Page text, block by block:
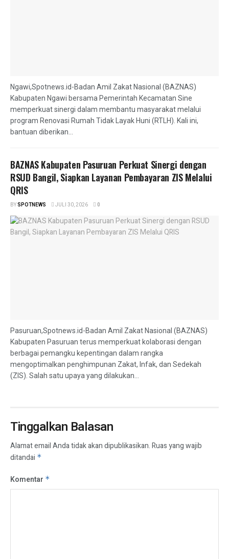
Ngawi,Spotnews.id-Badan Amil Zakat Nasional (BAZNAS)
Kabupaten Ngawi bersama Pemerintah Kecamatan Sine
memperkuat sinergi dalam membantu masyarakat melalui
program Renovasi Rumah Tidak Layak Huni (RTLH). Kali ini,
bantuan diberikan...
BAZNAS Kabupaten Pasuruan Perkuat Sinergi dengan
RSUD Bangil, Siapkan Layanan Pembayaran ZIS Melalui
QRIS
BYSPOTNEWS JULI 30, 2026 0
Pasuruan,Spotnews.id-Badan Amil Zakat Nasional (BAZNAS)
Kabupaten Pasuruan terus memperkuat kolaborasi dengan
berbagai pemangku kepentingan dalam rangka
mengoptimalkan penghimpunan Zakat, Infak, dan Sedekah
(ZIS). Salah satu upaya yang dilakukan...
Tinggalkan Balasan
Alamat email Anda tidak akan dipublikasikan.Ruas yang wajib
ditandai *
Komentar *